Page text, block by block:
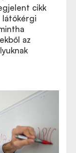
cikk
látókérgi
az